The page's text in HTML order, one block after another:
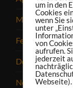
März 2025
Februar 2025
Dezember 2024
November 2024
um in den
Cookies
wenn Sie
unter
von
aufrufen.
jederzeit
Webseite).